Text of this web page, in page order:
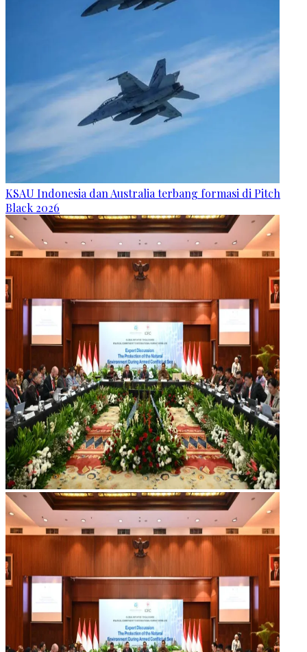
KSAU Indonesia dan Australia terbang formasi di Pitch
Black 2026